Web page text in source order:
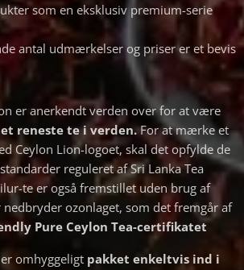
som en eksklusiv premium-serie
antal udmærkelser og priser er et bevis
er anerkendt verden over for at være
reneste te i verden.For at mærke et
Ceylon Lion-logoet, skal det opfylde de
reguleret af Sri Lanka Tea
te er også fremstillet uden brug af
ozonlaget, som det fremgår af
Pure Ceylon Tea-certifikatet
omhyggeligt pakket enkeltvis ind i